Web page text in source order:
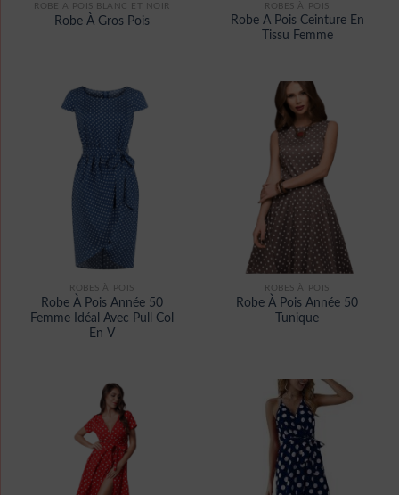
ROBE A POIS BLANC ET NOIR
Robe À Gros Pois
ROBES À POIS
Robe A Pois Ceinture En
Tissu Femme
ROBES À POIS
Robe À Pois Année 50
Femme Idéal Avec Pull Col
En V
ROBES À POIS
Robe À Pois Année 50
Tunique